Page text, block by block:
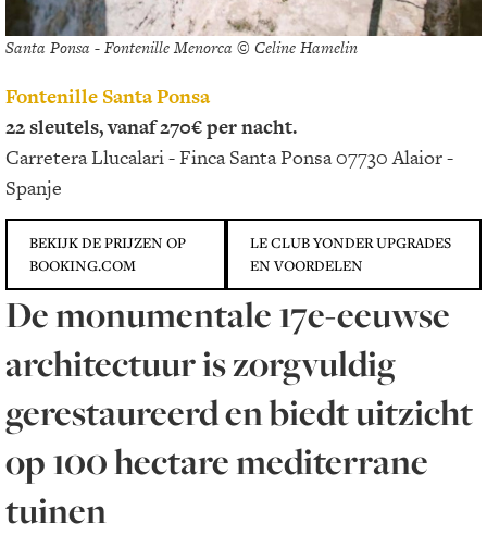
Santa Ponsa - Fontenille Menorca © Celine Hamelin
Fontenille Santa Ponsa
22 sleutels, vanaf 270€ per nacht.
Carretera Llucalari - Finca Santa Ponsa 07730 Alaior -
Spanje
BEKIJK DE PRIJZEN OP
BOOKING.COM
LE CLUB YONDER UPGRADES
EN VOORDELEN
De monumentale 17e-eeuwse
architectuur is zorgvuldig
gerestaureerd en biedt uitzicht
op 100 hectare mediterrane
tuinen